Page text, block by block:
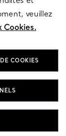
veuillez
Cookies.
COOKIES